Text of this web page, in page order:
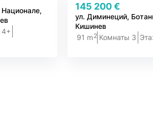
145 200 €
ул. Диминеций,
Кишинев
91 m 2 Комнаты 3